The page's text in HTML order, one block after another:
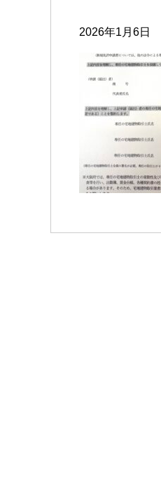
2026年1月6日